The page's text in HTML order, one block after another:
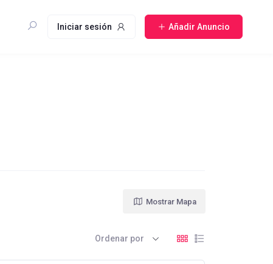
Iniciar sesión Añadir Anuncio
Mostrar Mapa
Ordenar por